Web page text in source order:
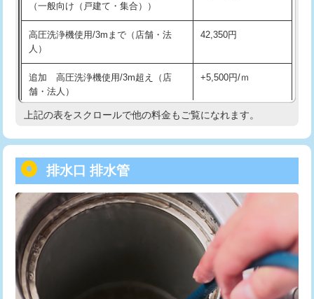
※給水管工事は20mmまでの価格です。
給水管工事※（保温材使用（バンド止
め込み）)
5,500円
給水管工事※（土の掘削・埋め戻し作
業)
11,000円
給水管工事※（塩ビ管（VP・HI）使
用/3ｍまで)
用（追加）/3ｍ超え)
給水管工事※（ライニング鋼管・銅
管・ポリ管・HT管使用/3ｍまで)
44,000円
給水管工事※（ライニング鋼管・銅
管・ポリ管・HT管使用/3ｍ超え)
+8,800円
排水管工事（土の掘削・埋め戻し作
業）
11,000円~
（一般向け（戸建て・集合））
高圧洗浄機使用/3mまで（店舗・法
人）
42,350円
追加 高圧洗浄機使用/3m超え（店
舗・法人）
+5,500円/ｍ
高度高圧洗浄換 現地調査
トーラー機使用/3mまで
追加トーラー機使用/3m超え +3,300円
カメラ調査 33,000円
桝清掃 8,800円
止水・漏水調査・防水処理・清掃・修
11,000円
上記の表をスクロールで他の料金もご覧になれます。
排水口 排水管